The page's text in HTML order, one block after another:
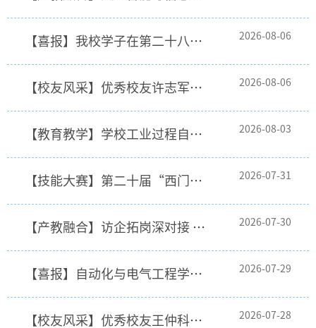
【喜报】我校学子在第二十八届中国机器人及人工智能大赛全国决赛中喜获二等奖 2026-08-06
【校友风采】优秀校友许志军： 深耕电气筑匠心 攻坚克难践初心 2026-08-06
【教育教学】学校工业过程自动化技术专业群高质量发展研讨会顺利召开 2026-08-03
【技能大赛】第二十届“西门子杯”中国智能制造挑战赛西部三赛区初赛在我校举行 2026-07-31
【产教融合】访企拓岗深对接 产教融合促就业——数媒与印刷工程学院赴南京开展暑期访企拓岗 2026-07-30
【喜报】自动化与电气工程学院学子斩获第二十五届全国大学生机器人大赛全国三等奖 2026-07-29
【校友风采】优秀校友王仲科：传承工匠精神 成就出彩人生 2026-07-28